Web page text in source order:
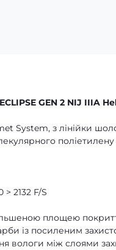
GEN 2 NIJ IIIA
System, з лінійки
поліетилену
2132 F/S
площею
із посиленим
вологи між слоями